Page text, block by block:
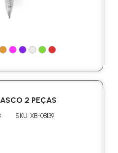
2 PEÇAS
SKU: XB-08139